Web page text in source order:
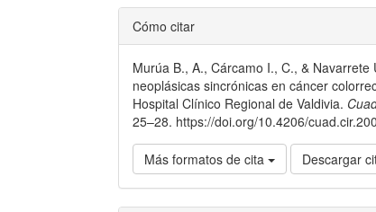
Detalles
del
artículo
Cómo citar
Murúa B., A., Cárcamo I., C., &
neoplásicas sincrónicas en cáncer
Hospital Clínico Regional de Valdivia.
25–28. https://doi.org/10.4206/
Más formatos de cita Descargar